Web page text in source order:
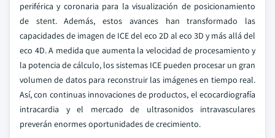
periférica y coronaria para la visualización de posicionamiento
de stent. Además, estos avances han transformado las
capacidades de imagen de ICE del eco 2D al eco 3D y más allá del
eco 4D. A medida que aumenta la velocidad de procesamiento y
la potencia de cálculo, los sistemas ICE pueden procesar un gran
volumen de datos para reconstruir las imágenes en tiempo real.
Así, con continuas innovaciones de productos, el ecocardiografía
intracardia y el mercado de ultrasonidos intravasculares
preverán enormes oportunidades de crecimiento.